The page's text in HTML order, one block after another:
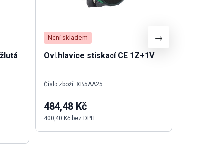
Není skladem
Ovl.hlavice stiskací CE 1Z+1V
Číslo zboží: XB5AA25
484,48 Kč
400,40 Kč bez DPH